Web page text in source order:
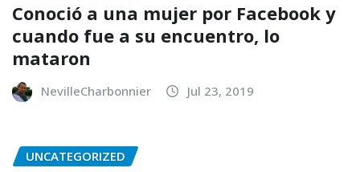
Conoció a una mujer por Facebook y
cuando fue a su encuentro, lo
mataron
NevilleCharbonnier Jul 23, 2019
UNCATEGORIZED